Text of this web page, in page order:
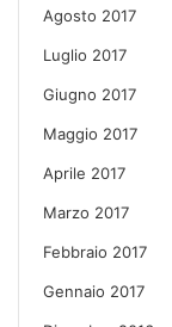
Agosto 2017
Luglio 2017
Giugno 2017
Maggio 2017
Aprile 2017
Marzo 2017
Febbraio 2017
Gennaio 2017